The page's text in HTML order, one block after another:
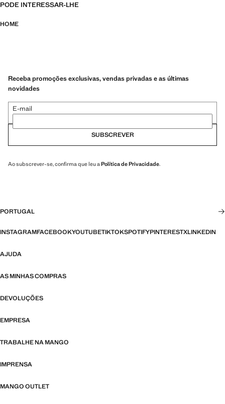
PODE INTERESSAR-LHE
HOME
Receba promoções exclusivas, vendas privadas e as últimas
novidades
E-mail
SUBSCREVER
Ao subscrever-se, confirma que leu a Política de Privacidade.
PORTUGAL
INSTAGRAMFACEBOOKYOUTUBETIKTOKSPOTIFYPINTERESTXLINKEDIN
AJUDA
AS MINHAS COMPRAS
DEVOLUÇÕES
EMPRESA
TRABALHE NA MANGO
IMPRENSA
MANGO OUTLET